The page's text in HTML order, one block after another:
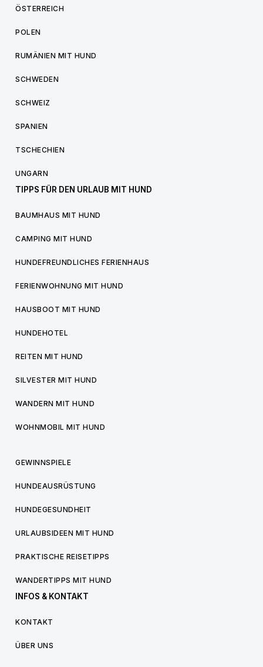
ÖSTERREICH
POLEN
RUMÄNIEN MIT HUND
SCHWEDEN
SCHWEIZ
SPANIEN
TSCHECHIEN
UNGARN
TIPPS FÜR DEN URLAUB MIT HUND
BAUMHAUS MIT HUND
CAMPING MIT HUND
HUNDEFREUNDLICHES FERIENHAUS
FERIENWOHNUNG MIT HUND
HAUSBOOT MIT HUND
HUNDEHOTEL
REITEN MIT HUND
SILVESTER MIT HUND
WANDERN MIT HUND
WOHNMOBIL MIT HUND
GEWINNSPIELE
HUNDEAUSRÜSTUNG
HUNDEGESUNDHEIT
URLAUBSIDEEN MIT HUND
PRAKTISCHE REISETIPPS
WANDERTIPPS MIT HUND
INFOS & KONTAKT
KONTAKT
ÜBER UNS